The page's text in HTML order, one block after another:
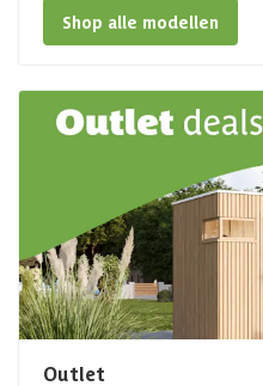
Shop alle modellen
Outlet